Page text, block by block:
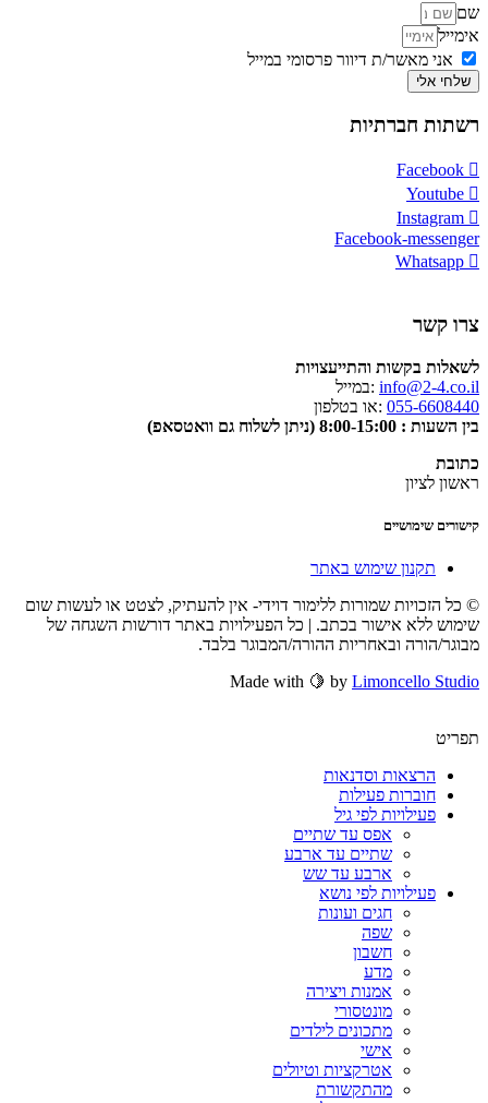
שם
אימייל
אני מאשר/ת דיוור פרסומי במייל
שלחי אלי
רשתות חברתיות
Facebook
Youtube
Instagram
Facebook-messenger
Whatsapp
צרו קשר
לשאלות בקשות והתייעצויות
info@2-4.co.il :במייל
055-6608440 :או בטלפון
בין השעות : 8:00-15:00 (ניתן לשלוח גם וואטסאפ)
כתובת
ראשון לציון
קישורים שימושיים
תקנון שימוש באתר
© כל הזכויות שמורות ללימור דוידי- אין להעתיק, לצטט או לעשות שום
שימוש ללא אישור בכתב. | כל הפעילויות באתר דורשות השגחה של
מבוגר/הורה ובאחריות ההורה/המבוגר בלבד.
Made with 🍋 by Limoncello Studio
תפריט
הרצאות וסדנאות
חוברות פעילות
פעילויות לפי גיל
אפס עד שתיים
שתיים עד ארבע
ארבע עד שש
פעילויות לפי נושא
חגים ועונות
שפה
חשבון
מדע
אמנות ויצירה
מונטסורי
מתכונים לילדים
אישי
אטרקציות וטיולים
מהתקשורת